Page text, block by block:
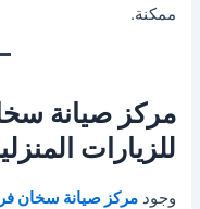
ممكنة.
مركز صيانة
للزيارات
وجودمركز صيانة سخان